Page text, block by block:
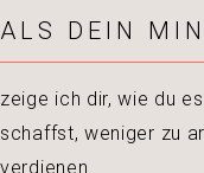
ALS DEIN
zeige ich dir, wie du
schaffst, weniger zu
verdienen.